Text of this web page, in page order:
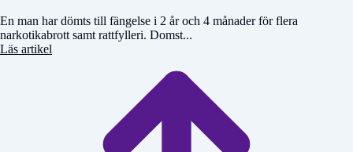
En man har dömts till fängelse i 2 år och 4 månader för flera
narkotikabrott samt rattfylleri. Domst...
Läs artikel